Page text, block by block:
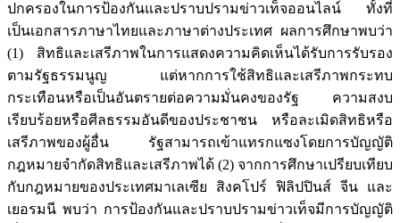
ปกครองในการป้องกันและปราบปรามข่าวเท็จออนไลน์ ทั้งที่
เป็นเอกสารภาษาไทยและภาษาต่างประเทศ ผลการศึกษาพบว่า
(1) สิทธิและเสรีภาพในการแสดงความคิดเห็นได้รับการรับรอง
ตามรัฐธรรมนูญ แต่หากการใช้สิทธิและเสรีภาพกระทบ
กระเทือนหรือเป็นอันตรายต่อความมั่นคงของรัฐ ความสงบ
เรียบร้อยหรือศีลธรรมอันดีของประชาชน หรือละเมิดสิทธิหรือ
เสรีภาพของผู้อื่น รัฐสามารถเข้าแทรกแซงโดยการบัญญัติ
กฎหมายจำกัดสิทธิและเสรีภาพได้ (2) จากการศึกษาเปรียบเทียบ
กับกฎหมายของประเทศมาเลเซีย สิงคโปร์ ฟิลิปปินส์ จีน และ
เยอรมนี พบว่า การป้องกันและปราบปรามข่าวเท็จมีการบัญญัติ